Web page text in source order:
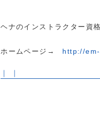
ヘナのインストラクター資
ホームページ→ http://
｜ ｜